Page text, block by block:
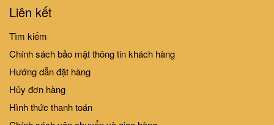
Liên kết
Tìm kiếm
Chính sách bảo mật thông tin khách hàng
Hướng dẫn đặt hàng
Hủy đơn hàng
Hình thức thanh toán